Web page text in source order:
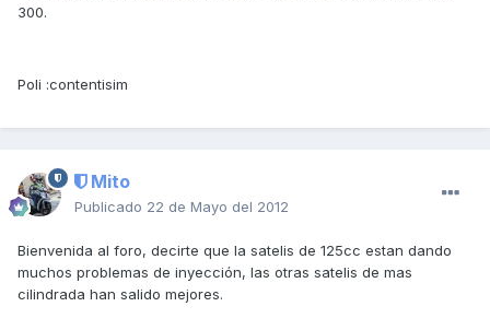
300.
Poli :contentisim
Mito
Publicado 22 de Mayo del 2012
Bienvenida al foro, decirte que la satelis de 125cc estan dando
muchos problemas de inyección, las otras satelis de mas
cilindrada han salido mejores.